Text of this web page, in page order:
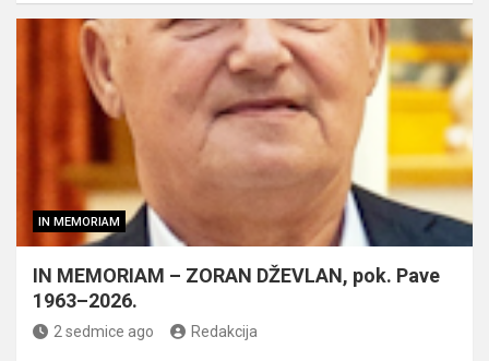
IN MEMORIAM
IN MEMORIAM – ZORAN DŽEVLAN, pok. Pave
1963–2026.
2 sedmice ago Redakcija